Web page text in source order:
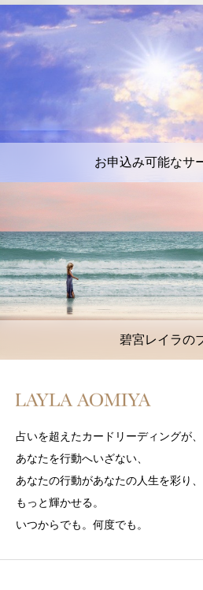
お申込み可能なサ
碧宮レイラの
占いを超えたカードリーディングが、
あなたを行動へいざない、
あなたの行動があなたの人生を彩り、
もっと輝かせる。
いつからでも。何度でも。